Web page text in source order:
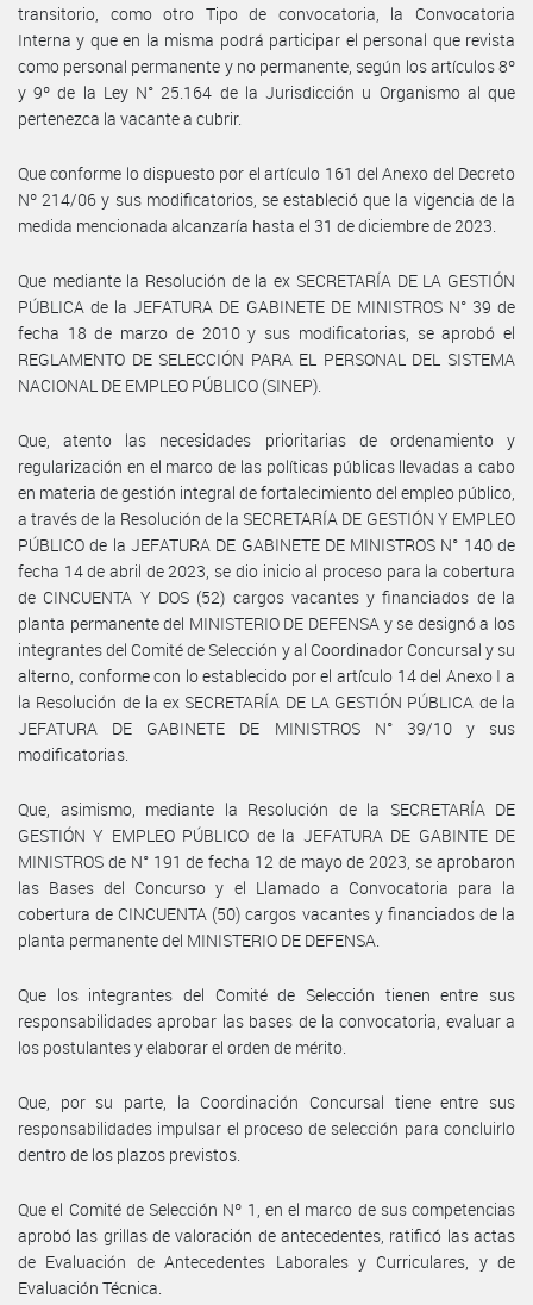
transitorio, como otro Tipo de convocatoria, la Convocatoria
Interna y que en la misma podrá participar el personal que revista
como personal permanente y no permanente, según los artículos 8º
y 9º de la Ley N° 25.164 de la Jurisdicción u Organismo al que
pertenezca la vacante a cubrir.
Que conforme lo dispuesto por el artículo 161 del Anexo del Decreto
Nº 214/06 y sus modificatorios, se estableció que la vigencia de la
medida mencionada alcanzaría hasta el 31 de diciembre de 2023.
Que mediante la Resolución de la ex SECRETARÍA DE LA GESTIÓN
PÚBLICA de la JEFATURA DE GABINETE DE MINISTROS N° 39 de
fecha 18 de marzo de 2010 y sus modificatorias, se aprobó el
REGLAMENTO DE SELECCIÓN PARA EL PERSONAL DEL SISTEMA
NACIONAL DE EMPLEO PÚBLICO (SINEP).
Que, atento las necesidades prioritarias de ordenamiento y
regularización en el marco de las políticas públicas llevadas a cabo
en materia de gestión integral de fortalecimiento del empleo público,
a través de la Resolución de la SECRETARÍA DE GESTIÓN Y EMPLEO
PÚBLICO de la JEFATURA DE GABINETE DE MINISTROS N° 140 de
fecha 14 de abril de 2023, se dio inicio al proceso para la cobertura
de CINCUENTA Y DOS (52) cargos vacantes y financiados de la
planta permanente del MINISTERIO DE DEFENSA y se designó a los
integrantes del Comité de Selección y al Coordinador Concursal y su
alterno, conforme con lo establecido por el artículo 14 del Anexo I a
la Resolución de la ex SECRETARÍA DE LA GESTIÓN PÚBLICA de la
JEFATURA DE GABINETE DE MINISTROS N° 39/10 y sus
modificatorias.
Que, asimismo, mediante la Resolución de la SECRETARÍA DE
GESTIÓN Y EMPLEO PÚBLICO de la JEFATURA DE GABINTE DE
MINISTROS de N° 191 de fecha 12 de mayo de 2023, se aprobaron
las Bases del Concurso y el Llamado a Convocatoria para la
cobertura de CINCUENTA (50) cargos vacantes y financiados de la
planta permanente del MINISTERIO DE DEFENSA.
Que los integrantes del Comité de Selección tienen entre sus
responsabilidades aprobar las bases de la convocatoria, evaluar a
los postulantes y elaborar el orden de mérito.
Que, por su parte, la Coordinación Concursal tiene entre sus
responsabilidades impulsar el proceso de selección para concluirlo
dentro de los plazos previstos.
Que el Comité de Selección Nº 1, en el marco de sus competencias
aprobó las grillas de valoración de antecedentes, ratificó las actas
de Evaluación de Antecedentes Laborales y Curriculares, y de
Evaluación Técnica.